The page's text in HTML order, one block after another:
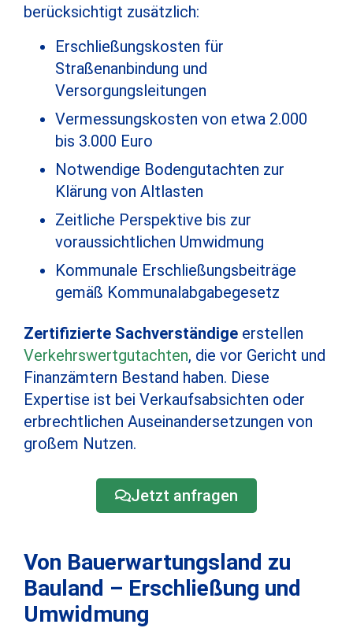
berücksichtigt zusätzlich:
Erschließungskosten für
Straßenanbindung und
Versorgungsleitungen
Vermessungskosten von etwa 2.000
bis 3.000 Euro
Notwendige Bodengutachten zur
Klärung von Altlasten
Zeitliche Perspektive bis zur
voraussichtlichen Umwidmung
Kommunale Erschließungsbeiträge
gemäß Kommunalabgabegesetz
Zertifizierte Sachverständige erstellen
Verkehrswertgutachten, die vor Gericht und
Finanzämtern Bestand haben. Diese
Expertise ist bei Verkaufsabsichten oder
erbrechtlichen Auseinandersetzungen von
großem Nutzen.
Jetzt anfragen
Von Bauerwartungsland zu
Bauland – Erschließung und
Umwidmung